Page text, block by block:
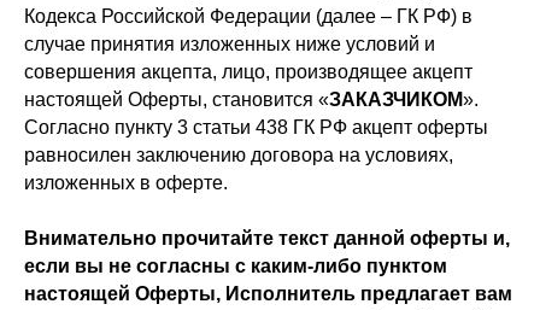
Кодекса Российской Федерации (далее – ГК РФ) в
случае принятия изложенных ниже условий и
совершения акцепта, лицо, производящее акцепт
настоящей Оферты, становится «ЗАКАЗЧИКОМ».
Согласно пункту 3 статьи 438 ГК РФ акцепт оферты
равносилен заключению договора на условиях,
изложенных в оферте.
Внимательно прочитайте текст данной оферты и,
если вы не согласны с каким-либо пунктом
настоящей Оферты, Исполнитель предлагает вам